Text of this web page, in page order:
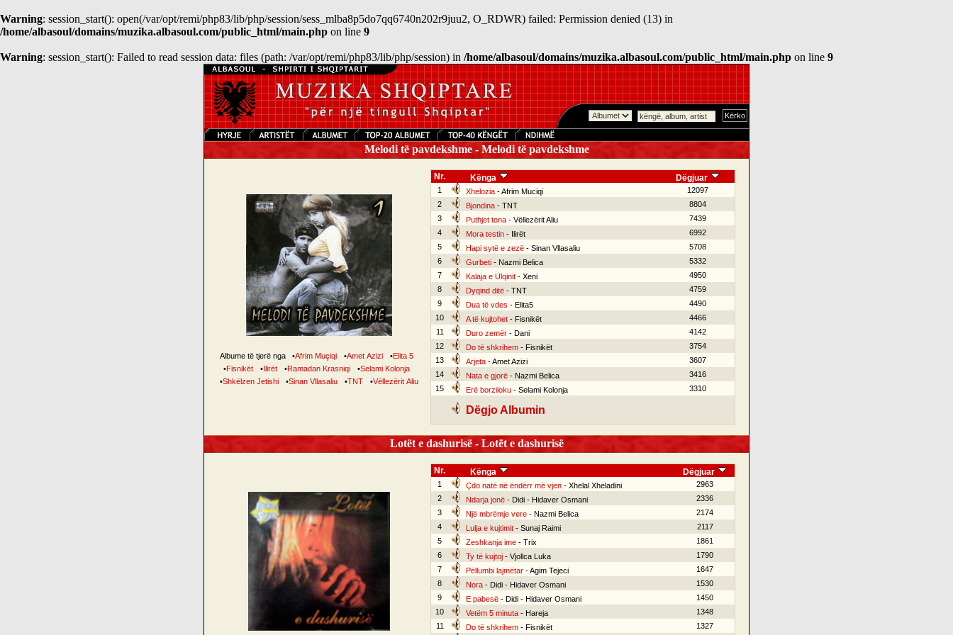
Warning: session_start(): open(/var/opt/remi/php83/lib/php/session/sess_mlba8p5do7qq6740n202r9juu2, O_RDWR) failed: Permission denied (13) in
/home/albasoul/domains/muzika.albasoul.com/public_html/main.php on line 9
Warning: session_start(): Failed to read session data: files (path: /var/opt/remi/php83/lib/php/session) in /home/albasoul/domains/muzika.albasoul.com/public_html/main.php on line 9
Melodi të pavdekshme - Melodi të pavdekshme
Albume të tjerë nga •Afrim Muçiqi •Amet Azizi •Elita 5
•Fisnikët •Ilirët •Ramadan Krasniqi •Selami Kolonja
•Shkëlzen Jetishi •Sinan Vllasaliu •TNT •Vëllezërit Aliu
Nr. Kënga Dëgjuar
1 Xhelozia- Afrim Muciqi
12097
2
Bjondina- TNT
8804
3
Puthjet tona- Vëllezërit Aliu
7439
4
Mora testin- Ilirët
6992
5
Hapi sytë e zezë- Sinan Vllasaliu
5708
6
Gurbeti- Nazmi Belica
5332
7
Kalaja e Ulqinit- Xeni
4950
8
Dyqind ditë- TNT
4759
9
Dua të vdes - Elita5
4490
10
A të kujtohet- Fisnikët
4466
11
Duro zemër- Dani
4142
12
Do të shkrihem- Fisnikët
3754
13
Arjeta- Amet Azizi
3607
14
Nata e gjorë- Nazmi Belica
3416
15
Erë borziloku- Selami Kolonja 3310
Dëgjo Albumin
Lotët e dashurisë - Lotët e dashurisë
Nr. Kënga Dëgjuar
1 Çdo natë në ëndërr më vjen- Xhelal Xheladini
2963
2
Ndarja jonë- Didi - Hidaver Osmani
2336
3
Një mbrëmje vere- Nazmi Belica
2174
4
Lulja e kujtimit- Sunaj Raimi
2117
5
Zeshkanja ime- Trix
1861
6
Ty të kujtoj- Vjollca Luka
1790
7
Pëllumbi lajmëtar- Agim Tejeci
1647
8
Nora- Didi - Hidaver Osmani
1530
9
E pabesë- Didi - Hidaver Osmani
1450
10
Vetëm 5 minuta- Hareja
1348
11
Do të shkrihem- Fisnikët 1327